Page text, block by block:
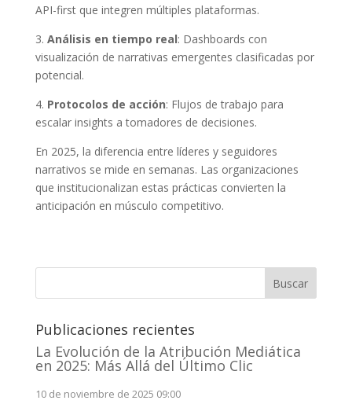
API-first que integren múltiples plataformas.
3. Análisis en tiempo real: Dashboards con
visualización de narrativas emergentes clasificadas por
potencial.
4. Protocolos de acción: Flujos de trabajo para
escalar insights a tomadores de decisiones.
En 2025, la diferencia entre líderes y seguidores
narrativos se mide en semanas. Las organizaciones
que institucionalizan estas prácticas convierten la
anticipación en músculo competitivo.
Buscar
Publicaciones recientes
La Evolución de la Atribución Mediática
en 2025: Más Allá del Último Clic
10 de noviembre de 2025 09:00